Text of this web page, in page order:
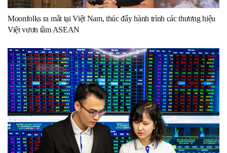
Moonfolks ra mắt tại Việt Nam, thúc đẩy hành trình các thương hiệu
Việt vươn tầm ASEAN